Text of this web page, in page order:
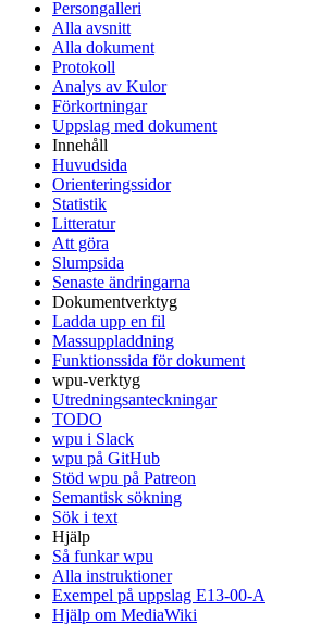
Persongalleri
Alla avsnitt
Alla dokument
Protokoll
Analys av Kulor
Förkortningar
Uppslag med dokument
Innehåll
Huvudsida
Orienteringssidor
Statistik
Litteratur
Att göra
Slumpsida
Senaste ändringarna
Dokumentverktyg
Ladda upp en fil
Massuppladdning
Funktionssida för dokument
wpu-verktyg
Utredningsanteckningar
TODO
wpu i Slack
wpu på GitHub
Stöd wpu på Patreon
Semantisk sökning
Sök i text
Hjälp
Så funkar wpu
Alla instruktioner
Exempel på uppslag E13-00-A
Hjälp om MediaWiki